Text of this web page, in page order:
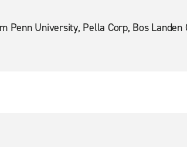
Penn University, Pella Corp, Bos Landen